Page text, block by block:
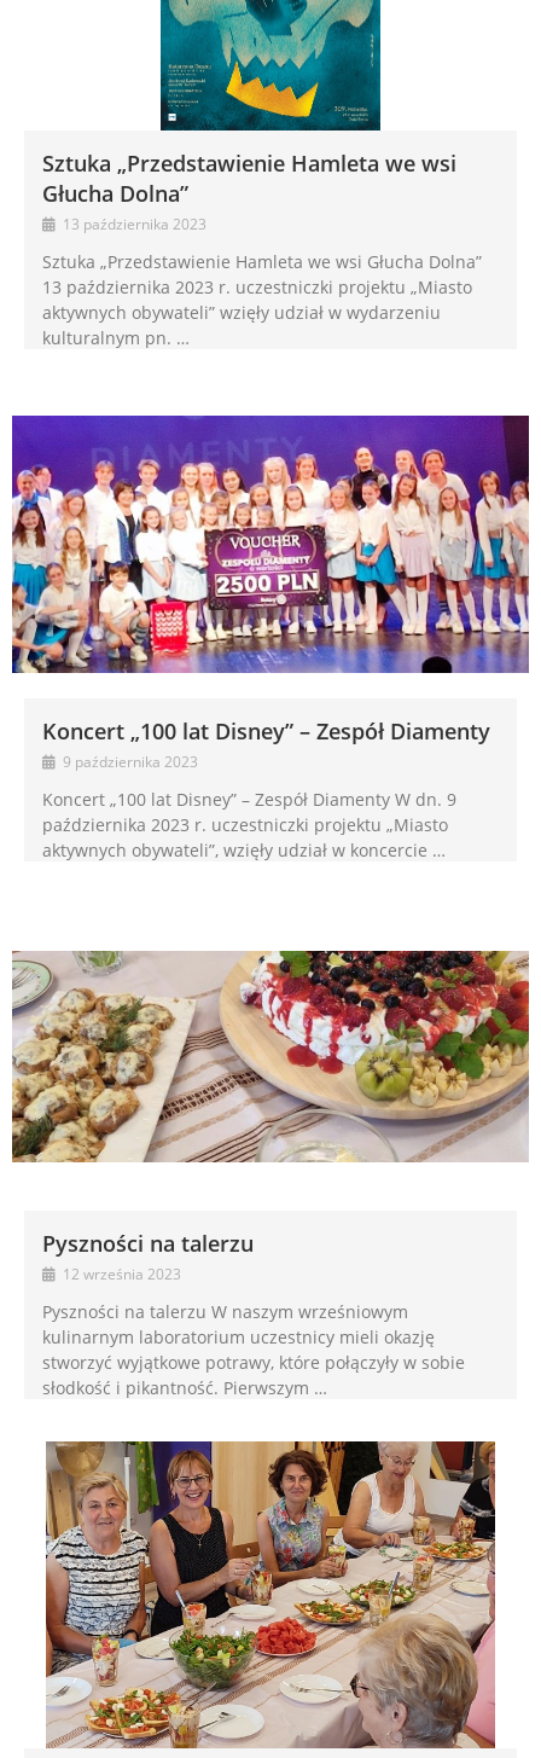
Sztuka „Przedstawienie Hamleta we wsi
Głucha Dolna”
13 października 2023
Sztuka „Przedstawienie Hamleta we wsi Głucha Dolna”
13 października 2023 r. uczestniczki projektu „Miasto
aktywnych obywateli” wzięły udział w wydarzeniu
kulturalnym pn. …
Koncert „100 lat Disney” – Zespół Diamenty
9 października 2023
Koncert „100 lat Disney” – Zespół Diamenty W dn. 9
października 2023 r. uczestniczki projektu „Miasto
aktywnych obywateli”, wzięły udział w koncercie …
Pyszności na talerzu
12 września 2023
Pyszności na talerzu W naszym wrześniowym
kulinarnym laboratorium uczestnicy mieli okazję
stworzyć wyjątkowe potrawy, które połączyły w sobie
słodkość i pikantność. Pierwszym …